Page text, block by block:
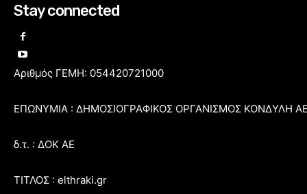
Stay connected
Αριθμός ΓΕΜΗ: 054420721000
ΕΠΩΝΥΜΙΑ : ΔΗΜΟΣΙΟΓΡΑΦΙΚΟΣ ΟΡΓΑΝΙΣΜΟΣ ΚΟΝΔΥΛΗ
δ.τ. : ΔΟΚ ΑΕ
ΤΙΤΛΟΣ : elthraki.gr